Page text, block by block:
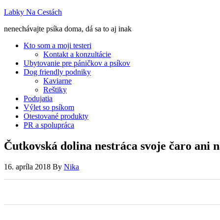
Labky Na Cestách
nenechávajte psíka doma, dá sa to aj inak
Kto som a moji testeri
Kontakt a konzultácie
Ubytovanie pre páničkov a psíkov
Dog friendly podniky
Kaviarne
Reštiky
Podujatia
Výlet so psíkom
Otestované produkty
PR a spolupráca
Čutkovská dolina nestráca svoje čaro ani
16. apríla 2018 By Nika